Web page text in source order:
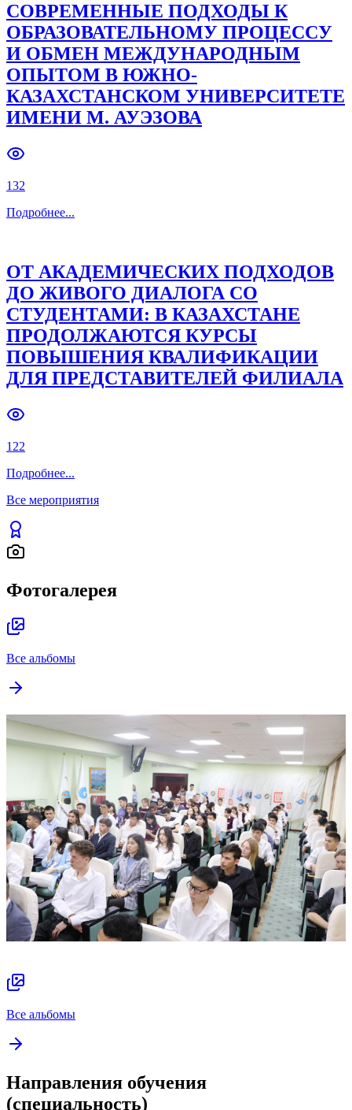
Previous slide Next slide
СОВРЕМЕННЫЕ ПОДХОДЫ К
ОБРАЗОВАТЕЛЬНОМУ ПРОЦЕССУ
И ОБМЕН МЕЖДУНАРОДНЫМ
ОПЫТОМ В ЮЖНО-
КАЗАХСТАНСКОМ УНИВЕРСИТЕТЕ
ИМЕНИ М. АУЭЗОВА
132
Подробнее...
ОТ АКАДЕМИЧЕСКИХ ПОДХОДОВ
ДО ЖИВОГО ДИАЛОГА СО
СТУДЕНТАМИ: В КАЗАХСТАНЕ
ПРОДОЛЖАЮТСЯ КУРСЫ
ПОВЫШЕНИЯ КВАЛИФИКАЦИИ
ДЛЯ ПРЕДСТАВИТЕЛЕЙ ФИЛИАЛА
122
Подробнее...
Все мероприятия
Фотогалерея
Все альбомы